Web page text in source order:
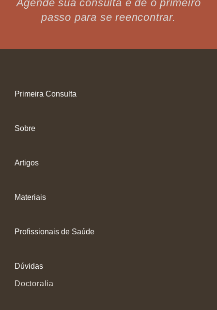
Agende sua consulta e dê o primeiro
passo para se reencontrar.
Primeira Consulta
Sobre
Artigos
Materiais
Profissionais de Saúde
Dúvidas
Doctoralia